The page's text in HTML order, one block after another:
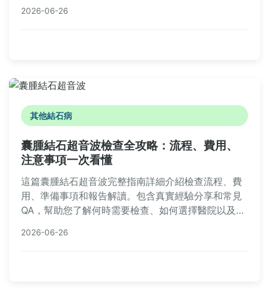
於中醫理論和實際經驗，避免誇大宣傳。
2026-06-26
其他結石病
囊腫結石超音波檢查全攻略：流程、費用、
注意事項一次看懂
這篇囊腫結石超音波完整指南詳細介紹檢查流程、費
用、準備事項和報告解讀。包含真實經驗分享和常見
QA，幫助您了解何時需要檢查、如何選擇醫院以及檢
2026-06-26